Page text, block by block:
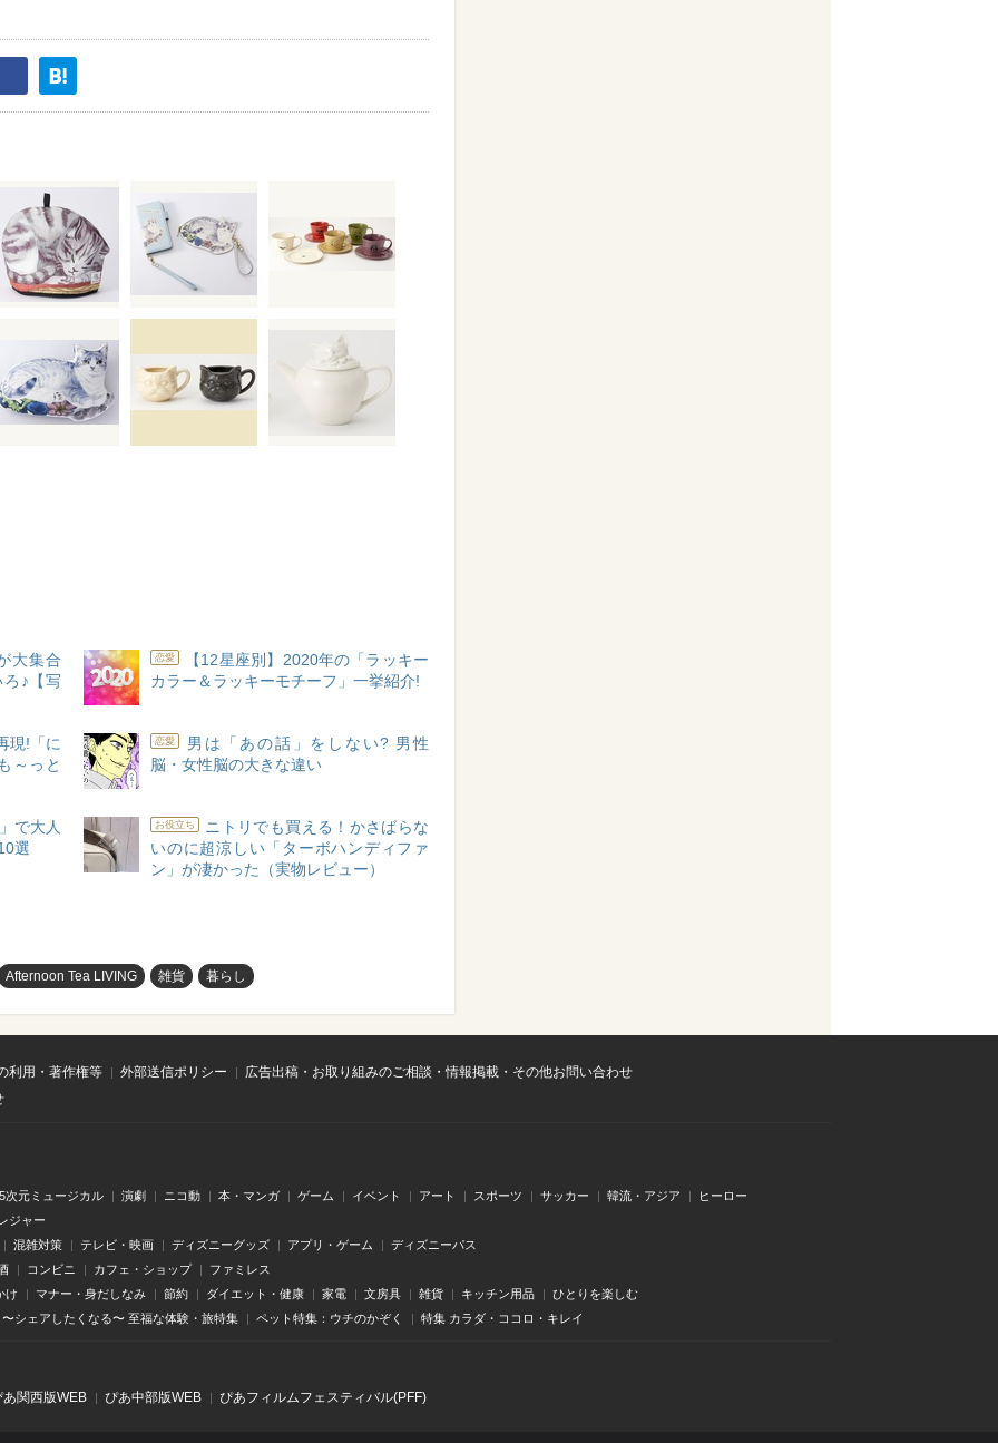
大集合
♪【写
恋愛
【12星座別】2020年の「ラッキー
カラー＆ラッキーモチーフ」一挙紹介!
現!「に
～っと
恋愛
男は「あの話」をしない? 男性
脳・女性脳の大きな違い
で大人
選
お役立ち
ニトリでも買える！かさばらな
いのに超涼しい「ターボハンディファ
ン」が凄かった（実物レビュー）
Afternoon Tea LIVING 雑貨 暮らし
利用・著作権等 外部送信ポリシー
広告出稿・お取り組みのご相談・情報掲載・その他お問い合わせ
次元ミュージカル 演劇 ニコ動 本・マンガ ゲーム イベント アート スポーツ サッカー 韓流・アジア
ヒーロー
ジャー
混雑対策
テレビ・映画 ディズニーグッズ アプリ・ゲーム
ディズニーパス
コンビニ カフェ・ショップ
ファミレス
け
マナー・身だしなみ 節約 ダイエット・健康 家電 文房具 雑貨 キッチン用品
ひとりを楽しむ
〜シェアしたくなる〜 至福な体験・旅特集
ペット特集：ウチのかぞく 特集 カラダ・ココロ・キレイ
あ関⻄版WEB ぴあ中部版WEB ぴあフィルムフェスティバル(PFF)